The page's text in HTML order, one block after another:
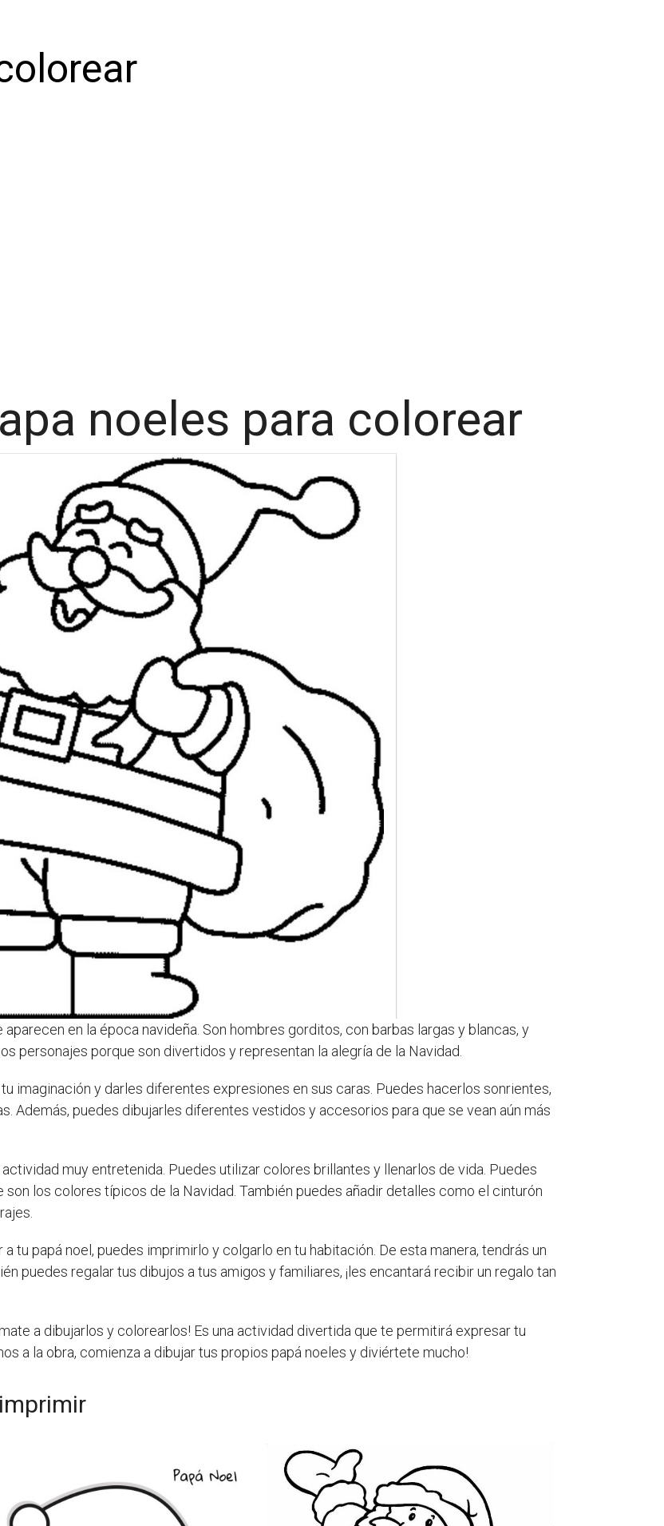
noeles para colorear
en la época navideña. Son hombres gorditos, con barbas largas y blancas, y
personajes porque son divertidos y representan la alegría de la Navidad.
imaginación y darles diferentes expresiones en sus caras. Puedes hacerlos sonrientes,
Además, puedes dibujarles diferentes vestidos y accesorios para que se vean aún más
muy entretenida. Puedes utilizar colores brillantes y llenarlos de vida. Puedes
los colores típicos de la Navidad. También puedes añadir detalles como el cinturón
tu papá noel, puedes imprimirlo y colgarlo en tu habitación. De esta manera, tendrás un
puedes regalar tus dibujos a tus amigos y familiares, ¡les encantará recibir un regalo tan
a dibujarlos y colorearlos! Es una actividad divertida que te permitirá expresar tu
a la obra, comienza a dibujar tus propios papá noeles y diviértete mucho!